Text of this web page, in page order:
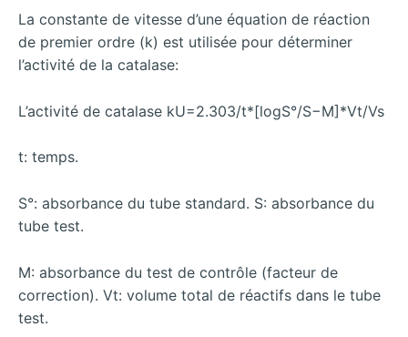
La constante de vitesse d’une équation de réaction
de premier ordre (k) est utilisée pour déterminer
l’activité de la catalase:
L’activité de catalase kU=2.303/t*[logS°/S−M]*Vt/Vs
t: temps.
S°: absorbance du tube standard. S: absorbance du
tube test.
M: absorbance du test de contrôle (facteur de
correction). Vt: volume total de réactifs dans le tube
test.